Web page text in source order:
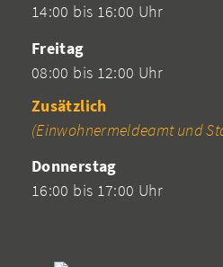
14:00 bis 16:00 Uhr
Freitag
08:00 bis 12:00 Uhr
Zusätzlich
(Einwohnermeldeamt und
Donnerstag
16:00 bis 17:00 Uhr